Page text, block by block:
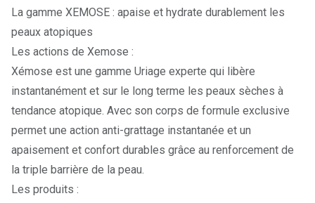
La gamme XEMOSE : apaise et hydrate durablement les
peaux atopiques
Les actions de Xemose :
Xémose est une gamme Uriage experte qui libère
instantanément et sur le long terme les peaux sèches à
tendance atopique. Avec son corps de formule exclusive
permet une action anti-grattage instantanée et un
apaisement et confort durables grâce au renforcement de
la triple barrière de la peau.
Les produits :